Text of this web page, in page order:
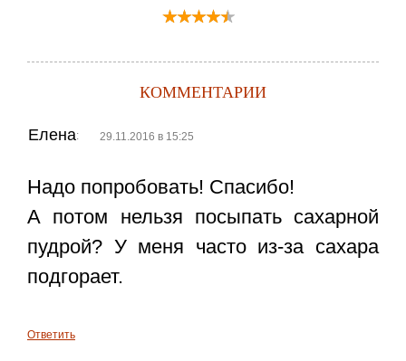
КОММЕНТАРИИ
Елена: 29.11.2016 в 15:25
Надо попробовать! Спасибо!
А потом нельзя посыпать сахарной
пудрой? У меня часто из-за сахара
подгорает.
Ответить